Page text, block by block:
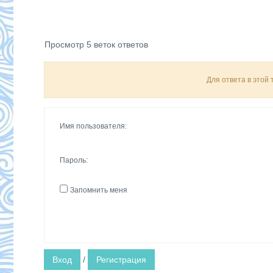
Просмотр 5 веток ответов
Для ответа в этой
Имя пользователя:
Пароль:
Запомнить меня
Вход / Регистрация